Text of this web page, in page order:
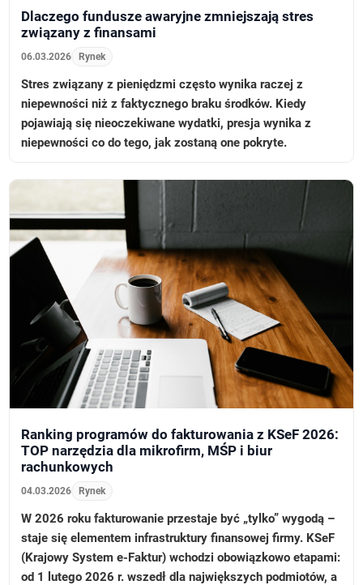
Dlaczego fundusze awaryjne zmniejszają stres
związany z finansami
06.03.2026 Rynek
Stres związany z pieniędzmi często wynika raczej z
niepewności niż z faktycznego braku środków. Kiedy
pojawiają się nieoczekiwane wydatki, presja wynika z
niepewności co do tego, jak zostaną one pokryte.
Ranking programów do fakturowania z KSeF 2026:
TOP narzędzia dla mikrofirm, MŚP i biur
rachunkowych
04.03.2026 Rynek
W 2026 roku fakturowanie przestaje być „tylko” wygodą –
staje się elementem infrastruktury finansowej firmy. KSeF
(Krajowy System e-Faktur) wchodzi obowiązkowo etapami:
od 1 lutego 2026 r. wszedł dla największych podmiotów, a